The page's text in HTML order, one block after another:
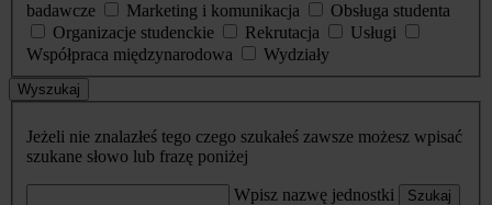
badawcze
Marketing i komunikacja
Obsługa studenta
Organizacje studenckie
Rekrutacja
Usługi
Współpraca międzynarodowa
Wydziały
Wyszukaj
Jeżeli nie znalazłeś tego czego szukałeś zawsze możesz wpisać
szukane słowo lub frazę poniżej
Wpisz nazwę jednostki Szukaj